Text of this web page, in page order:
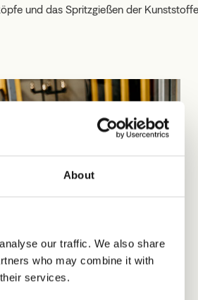
About
our traffic. We also share
who may combine it with
services.
und das Spritzgießen der